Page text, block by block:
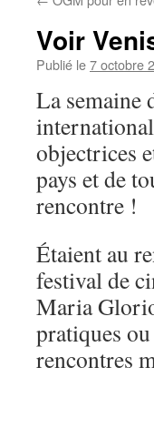
Voir
Publié le7 octobre
La semaine
objectrices
pays et de
rencontre !
Étaient au
festival de
Maria
pratiques
rencontres